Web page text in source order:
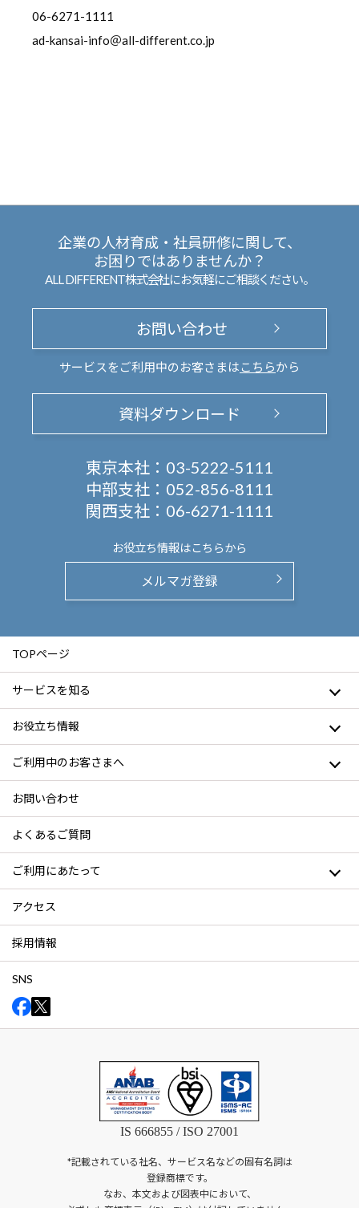
06-6271-1111
ad-kansai-info＠all-different.co.jp
企業の人材育成・社員研修に関して、
お困りではありませんか？
ALL DIFFERENT株式会社にお気軽にご相談ください。
お問い合わせ
サービスをご利用中のお客さまは こちらから
資料ダウンロード
東京本社： 03-5222-5111
中部支社： 052-856-8111
関西支社： 06-6271-1111
お役立ち情報はこちらから
メルマガ登録
TOPページ
サービスを知る
お役立ち情報
ご利用中のお客さまへ
お問い合わせ
よくあるご質問
ご利用にあたって
アクセス
採用情報
SNS
IS 666855 / ISO 27001
*記載されている社名、サービス名などの固有名詞は
登録商標です。
なお、本文および図表中において、